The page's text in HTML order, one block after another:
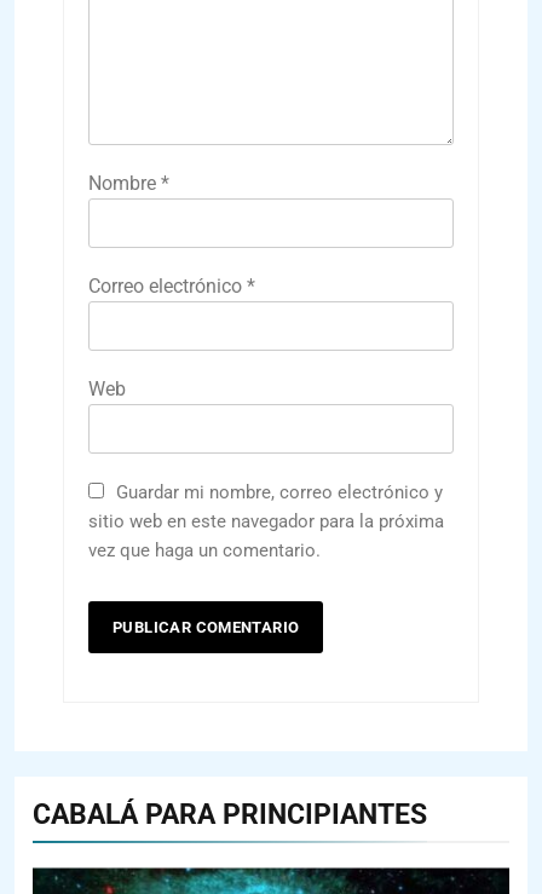
CABALÁ PARA PRINCIPIANTES
Nombre *
Correo electrónico *
Web
Guardar mi nombre, correo electrónico y
sitio web en este navegador para la próxima
vez que haga un comentario.